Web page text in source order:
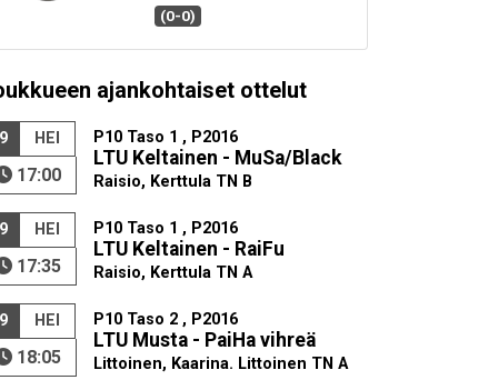
(0-0)
ajankohtaiset ottelut
HEI
17:00
P10 Taso 1 , P2016
LTU Keltainen - MuSa/Black
Raisio, Kerttula TN B
HEI
17:35
P10 Taso 1 , P2016
LTU Keltainen - RaiFu
Raisio, Kerttula TN A
HEI
18:05
P10 Taso 2 , P2016
LTU Musta - PaiHa vihreä
Littoinen, Kaarina. Littoinen TN A